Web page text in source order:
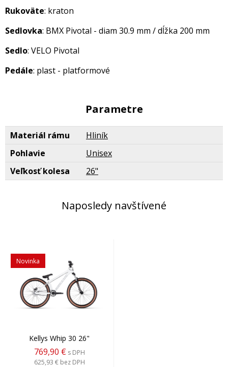
Rukoväte: kraton
Sedlovka: BMX Pivotal - diam 30.9 mm / dĺžka 200 mm
Sedlo: VELO Pivotal
Pedále: plast - platformové
Parametre
Materiál rámu
Hliník
Pohlavie
Unisex
Veľkosť kolesa
26"
Naposledy navštívené
Novinka
Kellys Whip 30 26"
769,90 € s DPH
625,93 € bez DPH